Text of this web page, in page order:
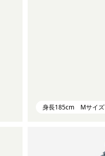
身長185cm Mサイズ